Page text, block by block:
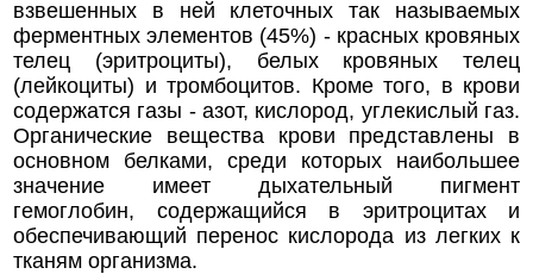
взвешенных в ней клеточных так называемых
ферментных элементов (45%) - красных кровяных
телец (эритроциты), белых кровяных телец
(лейкоциты) и тромбоцитов. Кроме того, в крови
содержатся газы - азот, кислород, углекислый газ.
Органические вещества крови представлены в
основном белками, среди которых наибольшее
значение имеет дыхательный пигмент
гемоглобин, содержащийся в эритроцитах и
обеспечивающий перенос кислорода из легких к
тканям организма.